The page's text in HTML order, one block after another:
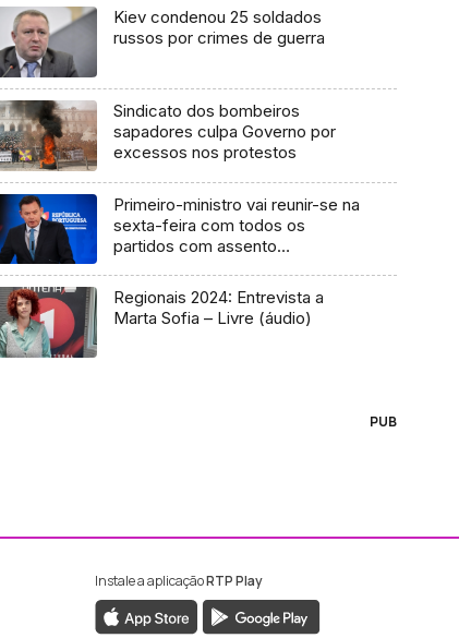
Kiev condenou 25 soldados
russos por crimes de guerra
Sindicato dos bombeiros
sapadores culpa Governo por
excessos nos protestos
Primeiro-ministro vai reunir-se na
sexta-feira com todos os
partidos com assento
Regionais 2024: Entrevista a
Marta Sofia – Livre (áudio)
PUB
da RTP Madeira
da RTP Madeira
Instale a aplicaçãoRTP Play